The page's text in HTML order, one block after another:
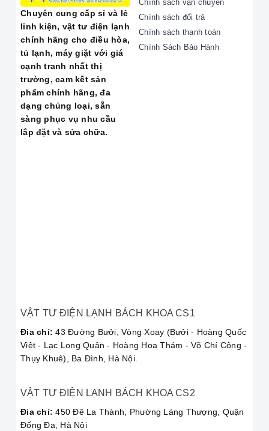
🛠️ Các Lỗi Thường Gặp
CầnSửa Máy Hút Ẩm
Chúng tôi chuyên nhận sửa chữa tất cả các dòng máy
và các lỗi phổ biến như:
STT
Lỗi Thường
Gặp
3
Máy báo lỗi,
nháy đèn liên
tục
Lỗi cảm biến,
lỗi mạch điều
4
Máy chạy kêu
Lỗi quạt, lỗi
motor hoặc
Chuyên cung cấp sỉ và lẻ
linh kiện, vật tư điện lạnh
chính hãng cho điều hòa,
tủ lạnh, máy giặt với giá
cạnh tranh nhất thị
trường, cam kết sản
phẩm chính hãng, đa
dạng chủng loại, sẵn
sàng phục vụ nhu cầu
lắp đặt và sửa chữa.
Chính sách vận chuyển
Chính sách đổi trả
Chính sách thanh toán
Chính Sách Bảo Hành
VẬT TƯ ĐIỆN LẠNH BÁCH KHOA CS1
Đia chỉ: 43 Đường Bưởi, Vòng Xoay (Bưởi - Hoàng Quốc
Việt - Lạc Long Quân - Hoàng Hoa Thám - Võ Chí Công -
Thụy Khuê), Ba Đình, Hà Nội.
VẬT TƯ ĐIỆN LẠNH BÁCH KHOA CS2
Đia chỉ: 450 Đê La Thành, Phường Láng Thượng, Quận
Đống Đa, Hà Nội